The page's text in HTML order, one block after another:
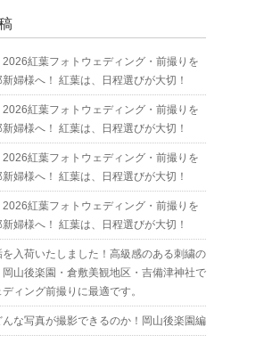
2026紅葉フォトウェディング・前撮りを
婦様へ！ 紅葉は、日程選びが大切！
2026紅葉フォトウェディング・前撮りを
婦様へ！ 紅葉は、日程選びが大切！
2026紅葉フォトウェディング・前撮りを
婦様へ！ 紅葉は、日程選びが大切！
2026紅葉フォトウェディング・前撮りを
婦様へ！ 紅葉は、日程選びが大切！
を入荷いたしました！高級感のある刺繍の
岡山後楽園・倉敷美観地区・吉備津神社で
ィング前撮りに最適です。
んな写真が撮影できるのか！岡山後楽園編